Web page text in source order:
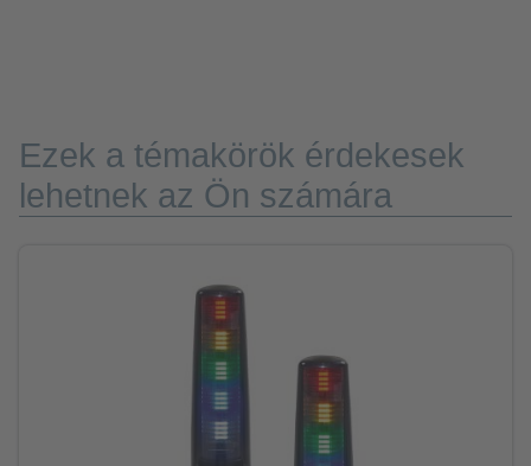
Ezek a témakörök érdekesek
lehetnek az Ön számára